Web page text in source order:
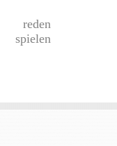
reden
spielen